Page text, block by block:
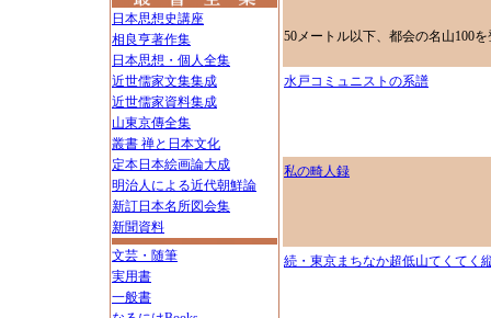
日本思想史講座
相良亨著作集
日本思想・個人全集
近世儒家文集集成
近世儒家資料集成
山東京傳全集
叢書 禅と日本文化
定本日本絵画論大成
明治人による近代朝鮮論
新訂日本名所図会集
新聞資料
文芸・随筆
実用書
一般書
50メートル以下、都会の名山100を
水戸コミュニストの系譜
私の畸人録
続・東京まちなか超低山てくてく